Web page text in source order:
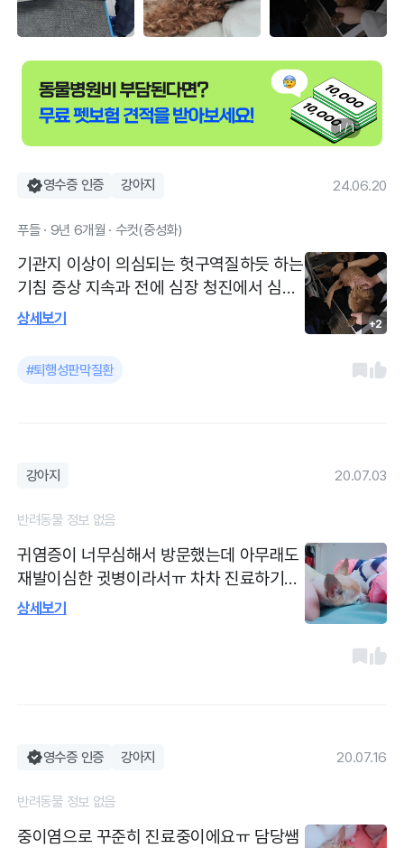
1 / 1
영수증 인증 강아지 24.06.20
푸들 · 9년 6개월 · 수컷(중성화)
기관지 이상이 의심되는 헛구역질하듯 하는
기침 증상 지속과 전에 심장 청진에서 심잡
음이 들린다 하여 확인차 내원 심장 b1 진
이다 보니 주기적인 심장초음파로 b2로 넘
어갔을 때 C로 넘어가지 않게 약을 먹는걸
는 기관지와 디스크 부분도 찝어주셔서 믿
상세보기 +2
#퇴행성판막질환
강아지 20.07.03
반려동물 정보 없음
귀염증이 너무심해서 방문했는데 아무래도
재발이심한 귓병이라서ㅠ 차차 진료하기로
했고 병원은 원래깨끗했고 지금도 계속 깨
상세보기
영수증 인증 강아지 20.07.16
반려동물 정보 없음
중이염으로 꾸준히 진료중이에요ㅠ 담당쌤